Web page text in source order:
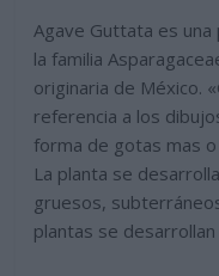
Agave Guttata es
la familia
originaria de México.
referencia a los
forma de gotas mas
La planta se
gruesos,
plantas se